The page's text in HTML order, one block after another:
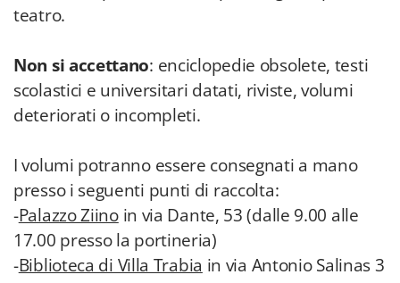
teatro.
Non si accettano: enciclopedie obsolete, testi
scolastici e universitari datati, riviste, volumi
deteriorati o incompleti.
I volumi potranno essere consegnati a mano
presso i seguenti punti di raccolta:
-Palazzo Ziinoin via Dante, 53 (dalle 9.00 alle
17.00 presso la portineria)
-Biblioteca di Villa Trabia in via Antonio Salinas 3